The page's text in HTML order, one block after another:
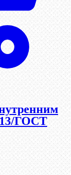
ГОСТ